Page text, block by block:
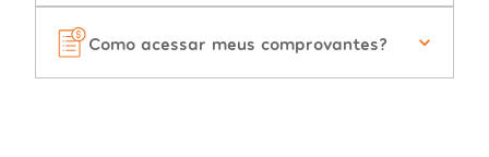
Como acessar meus comprovantes?